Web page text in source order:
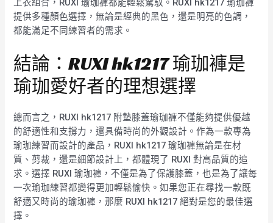
上衣組合，RUXI 瑜珈褲都能輕鬆駕馭。RUXI hk1217 瑜珈褲
提供多種顏色選擇，無論是經典的黑色，還是明亮的色調，
都能滿足不同練習者的需求。
結論：RUXI hk1217 瑜珈褲是
瑜珈愛好者的理想選擇
總而言之，RUXI hk1217 附墊膝蓋瑜珈褲不僅能夠提供優越
的舒適性和支撐力，還具備時尚的外觀設計。作為一款專為
瑜珈練習而設計的產品，RUXI hk1217 瑜珈褲無論是在材
質、剪裁，還是細節設計上，都體現了 RUXI 對高品質的追
求。選擇 RUXI 瑜珈褲，不僅是為了保護膝蓋，也是為了讓每
一次瑜珈練習都變得更加輕鬆愉快。如果您正在尋找一款既
舒適又時尚的瑜珈褲，那麼 RUXI hk1217 絕對是您的最佳選
擇。